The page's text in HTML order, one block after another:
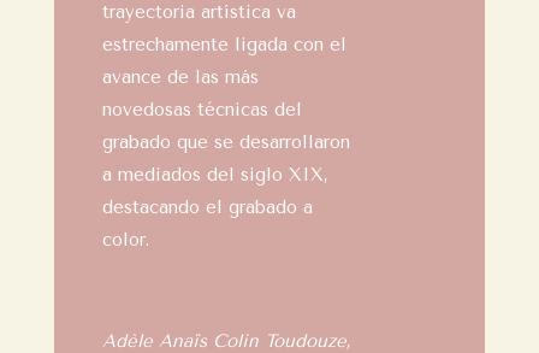
trayectoria artística va
estrechamente ligada con el
avance de las más
novedosas técnicas del
grabado que se desarrollaron
a mediados del siglo XIX,
destacando el grabado a
color.
Adèle Anaïs Colin Toudouze,